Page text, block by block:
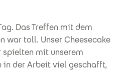
Das Treffen mit dem
war toll. Unser Cheesecake
spielten mit unserem
in der Arbeit viel geschafft,